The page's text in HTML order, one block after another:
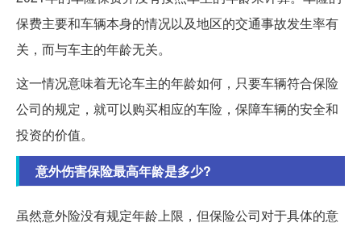
保费主要和车辆本身的情况以及地区的交通事故发生率有
关，而与车主的年龄无关。
这一情况意味着无论车主的年龄如何，只要车辆符合保险
公司的规定，就可以购买相应的车险，保障车辆的安全和
投资的价值。
意外伤害保险最高年龄是多少?
虽然意外险没有规定年龄上限，但保险公司对于具体的意